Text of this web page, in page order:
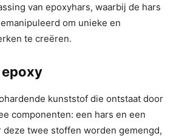
van epoxyhars, waarbij de hars
om unieke en
te creëren.
epoxy
kunststof die ontstaat door
componenten: een hars en een
deze twee stoffen worden gemengd,